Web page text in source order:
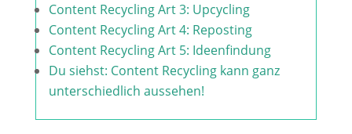
Content Recycling Art 3: Upcycling
Content Recycling Art 4: Reposting
Content Recycling Art 5: Ideenfindung
Du siehst: Content Recycling kann ganz
unterschiedlich aussehen!